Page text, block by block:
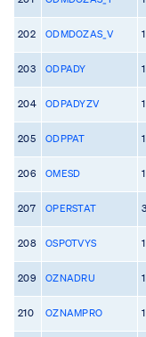
202 ODMDOZAS_V 1
203 ODPADY 1
204 ODPADYZV 1
205 ODPPAT 1
206 OMESD 1
207 OPERSTAT 3
208 OSPOTVYS 1
209 OZNADRU 1
210 OZNAMPRO 1